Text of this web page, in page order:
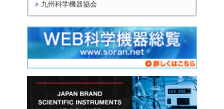
九州科学機器協会